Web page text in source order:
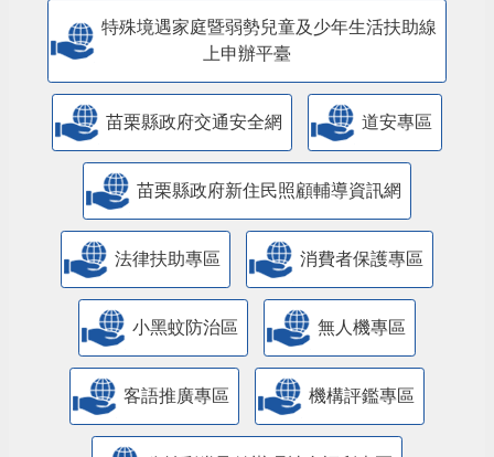
特殊境遇家庭暨弱勢兒童及少年生活扶助線
上申辦平臺
苗栗縣政府交通安全網 道安專區
苗栗縣政府新住民照顧輔導資訊網
法律扶助專區 消費者保護專區
小黑蚊防治區 無人機專區
客語推廣專區 機構評鑑專區